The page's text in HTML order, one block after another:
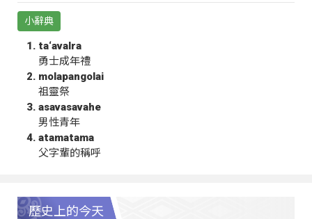
小辭典
ta‘avalra
勇士成年禮
molapangolai
祖靈祭
asavasavahe
男性青年
atamatama
父字輩的稱呼
歷史上的今天